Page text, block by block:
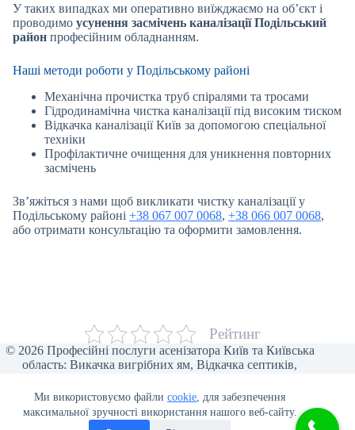
Ми використовуємо файлиcookie, для забезпечення
максимальної зручності використання нашого веб-сайту.
У таких випадках ми оперативно виїжджаємо на об’єкт і
проводимо усунення засмічень каналізації Подільський
район професійним обладнанням.
Наші методи роботи у Подільському районі
Механічна прочистка труб спіралями та тросами
Гідродинамічна чистка каналізації під високим тиском
Відкачка каналізації Київ за допомогою спеціальної
техніки
Профілактичне очищення для уникнення повторних
засмічень
Зв’яжіться з нами щоб викликати чистку каналізації у
Подільському районі +38 067 007 0068, +38 066 007 0068,
або отримати консультацію та оформити замовлення.
Рейтинг
© 2026 Професійні послуги асенізатора Київ та Київська
область: Викачка вигрібних ям, Відкачка септиків,
Асенізаторські послуги для бізнесу, Викачка ілу та піску,
Відеоінспекція труб, Мулосос, Чистка ям від мулу.